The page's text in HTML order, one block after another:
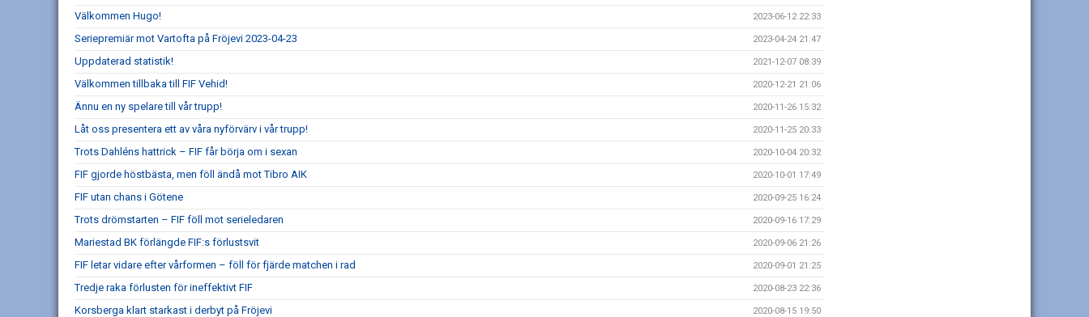
Välkommen Hugo! 2023-06-12 22:33
Seriepremiär mot Vartofta på Fröjevi 2023-04-23 2023-04-24 21:47
Uppdaterad statistik! 2021-12-07 08:39
Välkommen tillbaka till FIF Vehid! 2020-12-21 21:06
Ännu en ny spelare till vår trupp! 2020-11-26 15:32
Låt oss presentera ett av våra nyförvärv i vår trupp! 2020-11-25 20:33
Trots Dahléns hattrick – FIF får börja om i sexan 2020-10-04 20:32
FIF gjorde höstbästa, men föll ändå mot Tibro AIK 2020-10-01 17:49
FIF utan chans i Götene 2020-09-25 16:24
Trots drömstarten – FIF föll mot serieledaren 2020-09-16 17:29
Mariestad BK förlängde FIF:s förlustsvit 2020-09-06 21:26
FIF letar vidare efter vårformen – föll för fjärde matchen i rad 2020-09-01 21:25
Tredje raka förlusten för ineffektivt FIF 2020-08-23 22:36
Korsberga klart starkast i derbyt på Fröjevi 2020-08-15 19:50